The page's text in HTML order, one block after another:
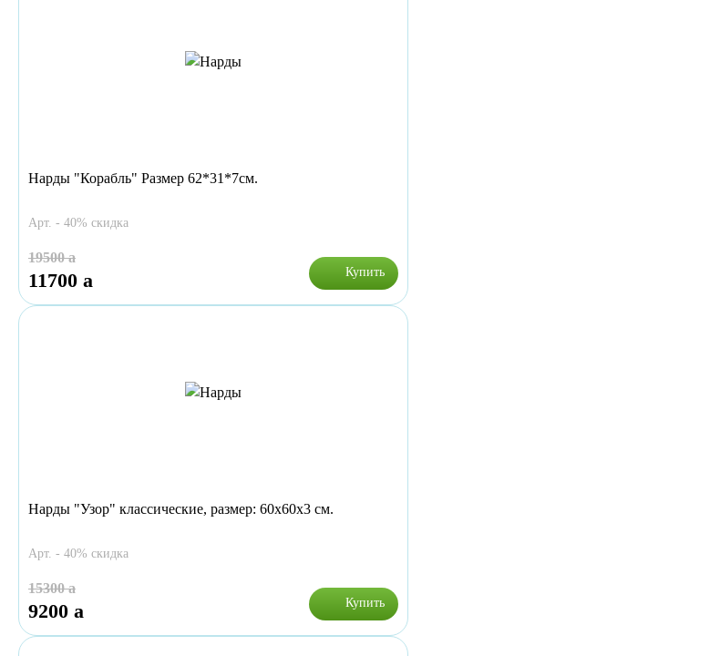
Нарды "Корабль" Размер 62*31*7см.
Арт. - 40% скидка
19500a
11700 a Купить
Нарды "Узор" классические, размер: 60х60х3 см.
Арт. - 40% скидка
15300a
9200 a Купить